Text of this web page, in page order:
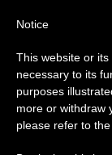
SPIRITUALITÀ E
Notice
This website or
necessary to its
purposes
more or withdraw
please refer to the